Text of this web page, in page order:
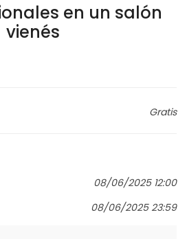
en un salón
vienés
Gratis
08/06/2025 12:00
08/06/2025 23:59